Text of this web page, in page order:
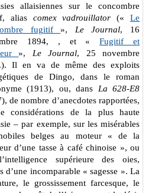
allaisiennes sur le concombre
alias comex vadrouillator («Le
fugitif», Le Journal, 16
1894, , et «Fugitif et
», Le Journal, 25 novembre
Il en va de même des exploits
de Dingo, dans le roman
(1913), ou, dans La 628-E8
de nombre d’anecdotes rapportées,
considérations de la plus haute
– par exemple, sur les misérables
belges au moteur « de la
d’une tasse à café chinoise », ou
supérieure des oies,
d’une incomparable « sagesse ». La
le grossissement farcesque, le